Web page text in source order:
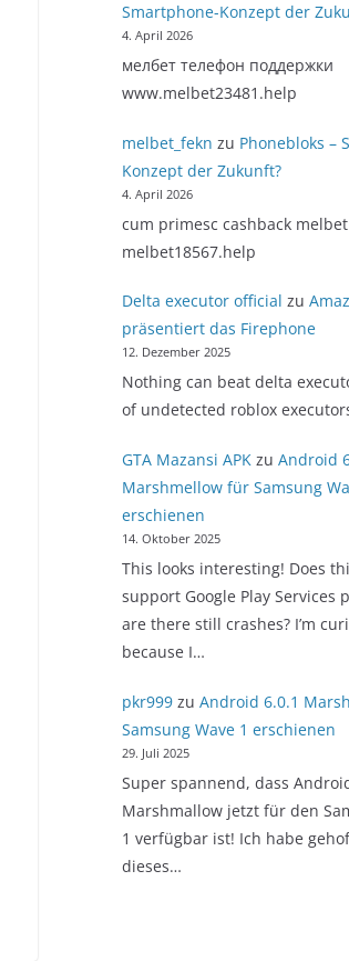
Smartphone-Konzept der
4. April 2026
мелбет телефон поддержки
www.melbet23481.help
melbet_fekn zu Phonebloks –
Konzept der Zukunft?
4. April 2026
cum primesc cashback melbet
melbet18567.help
Delta executor official zu
präsentiert das Firephone
12. Dezember 2025
Nothing can beat delta
of undetected roblox
GTA Mazansi APKzu Android
Marshmellow für Samsung
erschienen
14. Oktober 2025
This looks interesting! Does
support Google Play Services
are there still crashes? I’m
because I…
pkr999zu Android 6.0.1
Samsung Wave 1 erschienen
29. Juli 2025
Super spannend, dass
Marshmallow jetzt für den
1 verfügbar ist! Ich habe
dieses…